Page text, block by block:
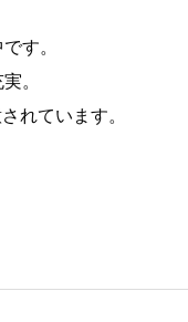
す。
。
れています。